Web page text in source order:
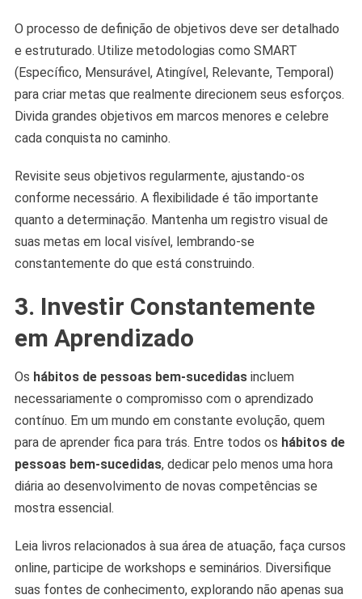
O processo de definição de objetivos deve ser detalhado
e estruturado. Utilize metodologias como SMART
(Específico, Mensurável, Atingível, Relevante, Temporal)
para criar metas que realmente direcionem seus esforços.
Divida grandes objetivos em marcos menores e celebre
cada conquista no caminho.
Revisite seus objetivos regularmente, ajustando-os
conforme necessário. A flexibilidade é tão importante
quanto a determinação. Mantenha um registro visual de
suas metas em local visível, lembrando-se
constantemente do que está construindo.
3. Investir Constantemente
em Aprendizado
Os hábitos de pessoas bem-sucedidasincluem
necessariamente o compromisso com o aprendizado
contínuo. Em um mundo em constante evolução, quem
para de aprender fica para trás. Entre todos os hábitos de
pessoas bem-sucedidas, dedicar pelo menos uma hora
diária ao desenvolvimento de novas competências se
mostra essencial.
Leia livros relacionados à sua área de atuação, faça cursos
online, participe de workshops e seminários. Diversifique
suas fontes de conhecimento, explorando não apenas sua